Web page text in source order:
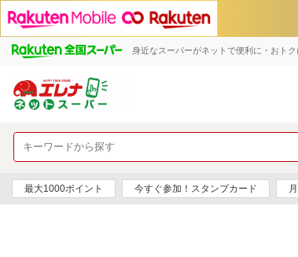
身近なスーパーがネットで便利に・おトク
最大1000ポイント 今すぐ参加！スタンプカード